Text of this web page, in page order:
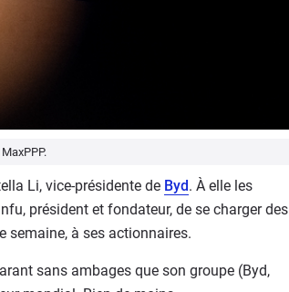
Li, vice-présidente de Byd. À elle les
président et fondateur, de se charger des
semaine, à ses actionnaires.
sans ambages que son groupe (Byd,